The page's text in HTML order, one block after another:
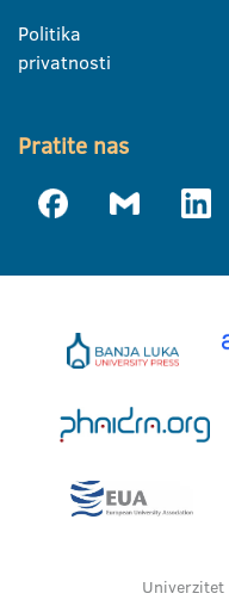
Politika
privatnosti
Pratite nas